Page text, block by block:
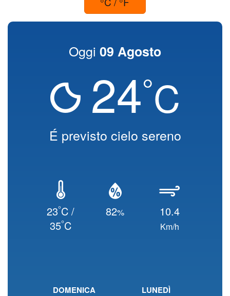
Oggi 09 Agosto
24°C
É previsto cielo sereno
23°C /
35°C
82% 10.4
Km/h
DOMENICA LUNEDÌ